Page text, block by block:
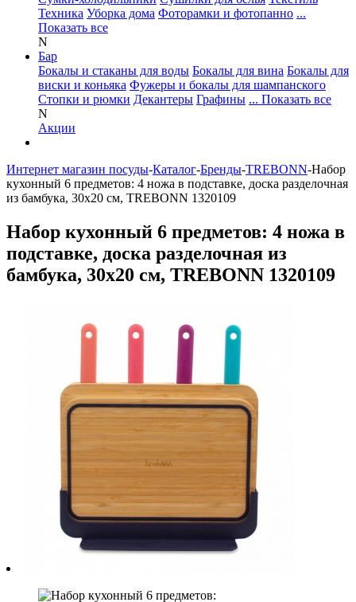
Техника Уборка дома Фоторамки и фотопанно ...
Показать все
N
Бар
Бокалы и стаканы для воды Бокалы для вина Бокалы для
виски и коньяка Фужеры и бокалы для шампанского
Стопки и рюмки Декантеры Графины ... Показать все
N
Акции
Интернет магазин посуды-Каталог-Бренды-TREBONN-Набор
кухонный 6 предметов: 4 ножа в подставке, доска разделочная
из бамбука, 30х20 см, TREBONN 1320109
Набор кухонный 6 предметов: 4 ножа в
подставке, доска разделочная из
бамбука, 30х20 см, TREBONN 1320109